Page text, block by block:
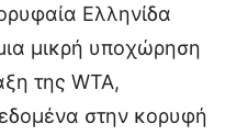
Ελληνίδα
μικρή υποχώρηση
της WTA,
στην κορυφή